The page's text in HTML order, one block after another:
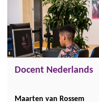
Docent Nederlands
Maarten van Rossem